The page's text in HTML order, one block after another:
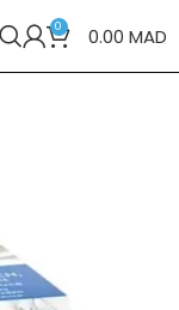
0 0.00 MAD